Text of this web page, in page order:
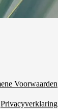
Voorwaarden
Privacyverklaring